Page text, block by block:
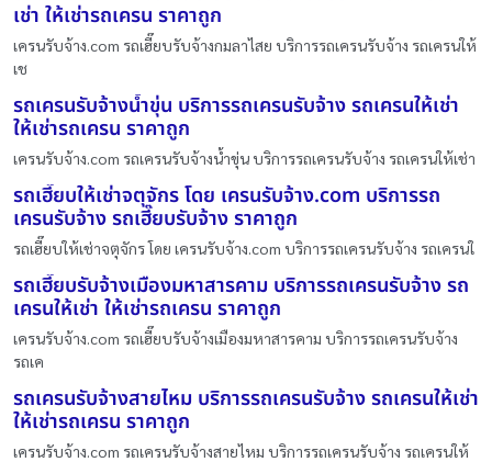
เช่า ให้เช่ารถเครน ราคาถูก
เครนรับจ้าง.com รถเฮี๊ยบรับจ้างกมลาไสย บริการรถเครนรับจ้าง รถเครนให้
เช
รถเครนรับจ้างน้ำขุ่น บริการรถเครนรับจ้าง รถเครนให้เช่า
ให้เช่ารถเครน ราคาถูก
เครนรับจ้าง.com รถเครนรับจ้างน้ำขุ่น บริการรถเครนรับจ้าง รถเครนให้เช่า
รถเฮี๊ยบให้เช่าจตุจักร โดย เครนรับจ้าง.com บริการรถ
เครนรับจ้าง รถเฮี๊ยบรับจ้าง ราคาถูก
รถเฮี๊ยบให้เช่าจตุจักร โดย เครนรับจ้าง.com บริการรถเครนรับจ้าง รถเครนใ
รถเฮี๊ยบรับจ้างเมืองมหาสารคาม บริการรถเครนรับจ้าง รถ
เครนให้เช่า ให้เช่ารถเครน ราคาถูก
เครนรับจ้าง.com รถเฮี๊ยบรับจ้างเมืองมหาสารคาม บริการรถเครนรับจ้าง
รถเค
รถเครนรับจ้างสายไหม บริการรถเครนรับจ้าง รถเครนให้เช่า
ให้เช่ารถเครน ราคาถูก
เครนรับจ้าง.com รถเครนรับจ้างสายไหม บริการรถเครนรับจ้าง รถเครนให้